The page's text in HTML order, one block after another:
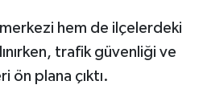
hem de ilçelerdeki
trafik güvenliği ve
ön plana çıktı.